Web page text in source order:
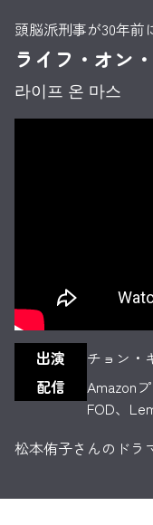
頭脳派刑事が30年前
ライフ・オン
라이프 온 마스
出演
チョン・
配信
Amazon
FOD、
松本侑子さんのドラ